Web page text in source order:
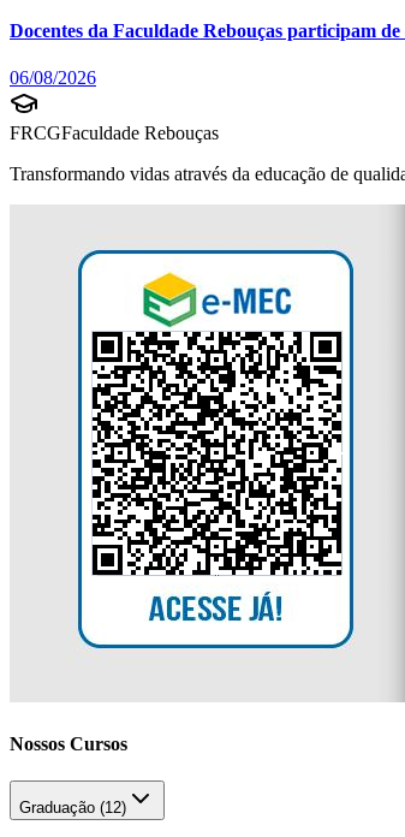
Docentes da Faculdade Rebouças participam
06/08/2026
FRCGFaculdade Rebouças
Transformando vidas através da educação de
Nossos Cursos
Graduação (12)